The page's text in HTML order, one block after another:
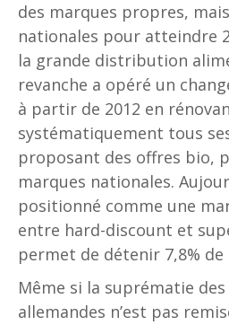
des marques propres,
nationales pour atteindre
la grande distribution
revanche a opéré un
à partir de 2012 en
systématiquement tous
proposant des offres bio,
marques nationales.
positionné comme une
entre hard-discount et
permet de détenir 7,8%
Même si la suprématie
allemandes n’est pas